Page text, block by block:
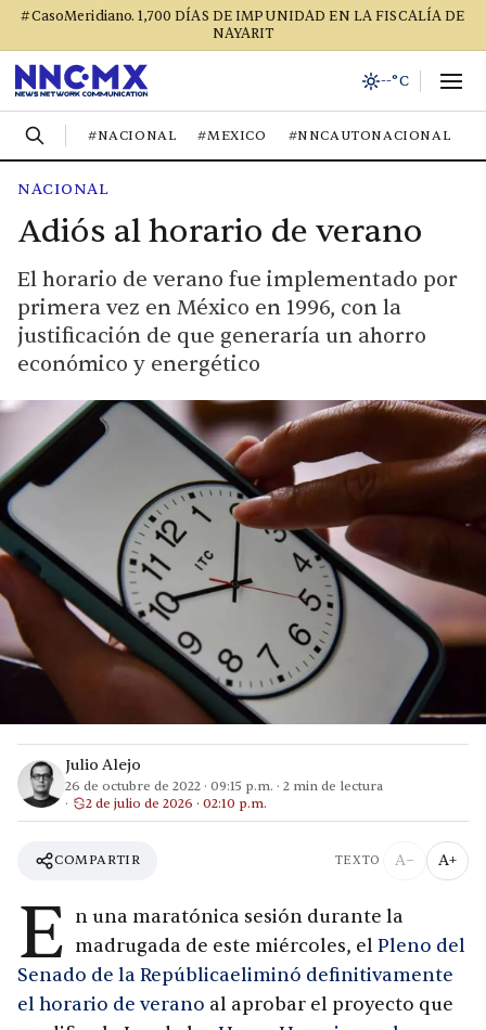
#CasoMeridiano. 1,700 DÍAS DE IMPUNIDAD EN LA FISCALÍA DE
NAYARIT
--°C
#NACIONAL #MEXICO #NNCAUTONACIONAL
NACIONAL
Adiós al horario de verano
El horario de verano fue implementado por
primera vez en México en 1996, con la
justificación de que generaría un ahorro
económico y energético
Julio Alejo
26 de octubre de 2022 · 09:15 p.m. · 2 min de lectura
2 de julio de 2026 · 02:10 p.m.
COMPARTIR TEXTO A− A+
E n una maratónica sesión durante la
madrugada de este miércoles, el Pleno del
Senado de la Repúblicaeliminó definitivamente
el horario de verano al aprobar el proyecto que